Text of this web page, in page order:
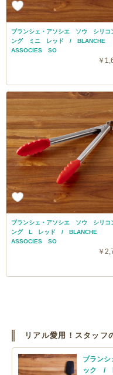
ブランシェ・アソシエ ソウ シリコ
ング ミニ レッド / BLANCHE
ASSOCIES SO
￥
ブランシェ・アソシエ ソウ シリコ
ング L レッド / BLANCHE
ASSOCIES SO
￥
リアル愛用！スタッフ
ブラン
ック /